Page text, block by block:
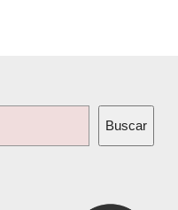
Buscar